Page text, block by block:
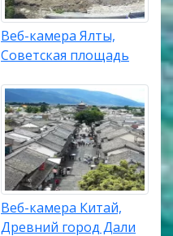
Веб-камера Ялты,
Советская площадь
Веб-камера Китай,
Древний город Дали